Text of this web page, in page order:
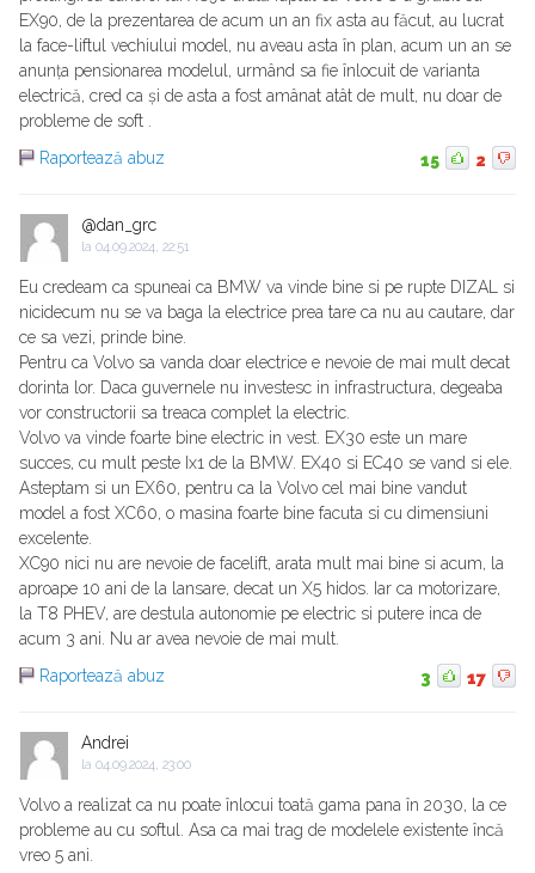
EX90, de la prezentarea de acum un an fix asta au făcut, au lucrat
la face-liftul vechiului model, nu aveau asta în plan, acum un an se
anunța pensionarea modelul, urmând sa fie înlocuit de varianta
electrică, cred ca și de asta a fost amânat atât de mult, nu doar de
probleme de soft .
Raportează abuz
15 2
@dan_grc
la 04.09.2024, 22:51
Eu credeam ca spuneai ca BMW va vinde bine si pe rupte DIZAL si
nicidecum nu se va baga la electrice prea tare ca nu au cautare, dar
ce sa vezi, prinde bine.
Pentru ca Volvo sa vanda doar electrice e nevoie de mai mult decat
dorinta lor. Daca guvernele nu investesc in infrastructura, degeaba
vor constructorii sa treaca complet la electric.
Volvo va vinde foarte bine electric in vest. EX30 este un mare
succes, cu mult peste Ix1 de la BMW. EX40 si EC40 se vand si ele.
Asteptam si un EX60, pentru ca la Volvo cel mai bine vandut
model a fost XC60, o masina foarte bine facuta si cu dimensiuni
excelente.
XC90 nici nu are nevoie de facelift, arata mult mai bine si acum, la
aproape 10 ani de la lansare, decat un X5 hidos. Iar ca motorizare,
la T8 PHEV, are destula autonomie pe electric si putere inca de
acum 3 ani. Nu ar avea nevoie de mai mult.
Raportează abuz
3 17
Andrei
la 04.09.2024, 23:00
Volvo a realizat ca nu poate înlocui toată gama pana în 2030, la ce
probleme au cu softul. Asa ca mai trag de modelele existente încă
vreo 5 ani.